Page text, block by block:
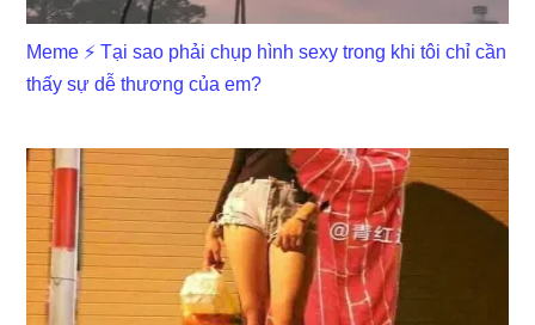
Meme ⚡ Tại sao phải chụp hình sexy trong khi tôi chỉ cần
thấy sự dễ thương của em?